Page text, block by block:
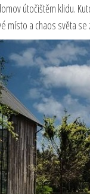
útočištěm klidu.
místo a chaos světa se